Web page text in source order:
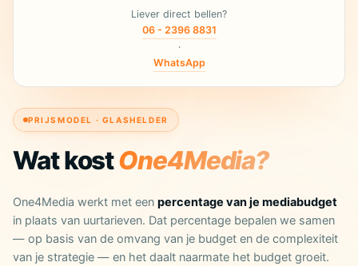
PRIJSMODEL · GLASHELDER
Wat kostOne4Media?
One4Media werkt met een percentage van je mediabudget
in plaats van uurtarieven. Dat percentage bepalen we samen
— op basis van de omvang van je budget en de complexiteit
van je strategie — en het daalt naarmate het budget groeit.
Liever direct bellen?
06 - 2396 8831
·
WhatsApp